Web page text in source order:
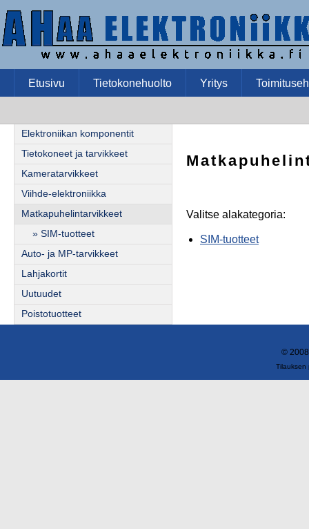
Etusivu Tietokonehuolto Yritys
Elektroniikan komponentit
Tietokoneet ja tarvikkeet
Kameratarvikkeet
Viihde-elektroniikka
Matkapuhelintarvikkeet
» SIM-tuotteet
Auto- ja MP-tarvikkeet
Lahjakortit
Uutuudet
Poistotuotteet
Valitse alakategoria:
SIM-tuotteet
©
Tilauksen